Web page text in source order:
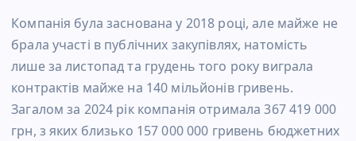
Компанія була заснована у 2018 році, але майже не
брала участі в публічних закупівлях, натомість
лише за листопад та грудень того року виграла
контрактів майже на 140 мільйонів гривень.
Загалом за 2024 рік компанія отримала 367 419 000
грн, з яких близько 157 000 000 гривень бюджетних